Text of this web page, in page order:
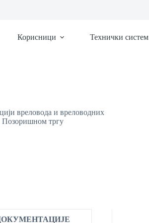
Корисници Технички систем
вреловода и вреловодних
Позоришном тргу